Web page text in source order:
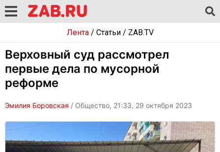
Лента/ Статьи/ ZAB.TV
Верховный суд рассмотрел
первые дела по мусорной
реформе
Эмилия Боровская / Общество, 21:33, 29 октября 2023